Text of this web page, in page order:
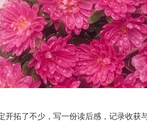
开拓了不少，写一份读后感，记录收获